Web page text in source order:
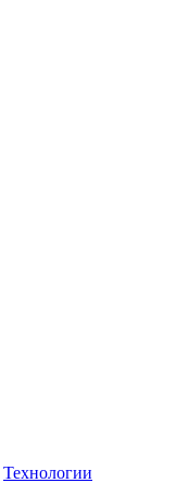
Технологии